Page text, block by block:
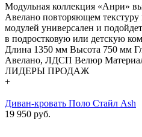
Модульная коллекция «Анри»
Авелано повторяющем
модулей универсален и
в подростковую или детскую
Длина 1350 мм Высота 750 мм
Авелано, ЛДСП Велюр
ЛИДЕРЫ ПРОДАЖ
+
Диван-кровать Поло Стайл Ash
19 950 руб.